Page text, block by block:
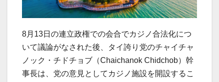
8月13日の連立政権での会合でカジノ合法化につ
いて議論がなされた後、タイ誇り党のチャイチャ
ノック・チドチョブ（Chaichanok Chidchob）幹
事長は、党の意見としてカジノ施設を開設するこ